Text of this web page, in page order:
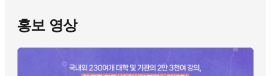
홍보 영상